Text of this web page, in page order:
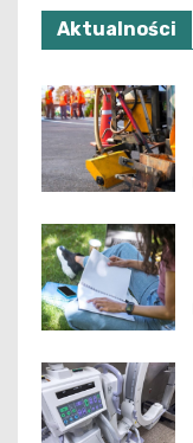
Aktualności